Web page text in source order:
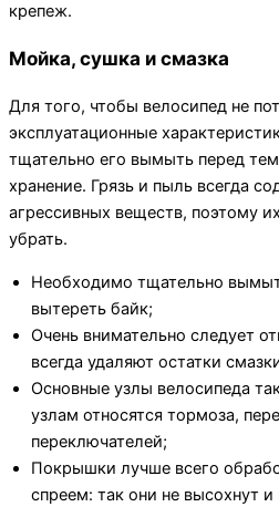
крепеж.
Мойка, сушка и смазка
Для того, чтобы велосипед не
эксплуатационные
тщательно его вымыть перед
хранение. Грязь и пыль всегда
агрессивных веществ, поэтому
убрать.
Необходимо тщательно
вытереть байк;
Очень внимательно следует
всегда удаляют остатки
Основные узлы велосипеда
узлам относятся тормоза,
переключателей;
Покрышки лучше всего
спреем: так они не высохнут и